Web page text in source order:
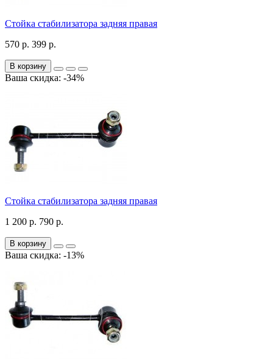
Стойка стабилизатора задняя правая
570 р. 399 р.
В корзину
Ваша скидка: -34%
Стойка стабилизатора задняя правая
1 200 р. 790 р.
В корзину
Ваша скидка: -13%